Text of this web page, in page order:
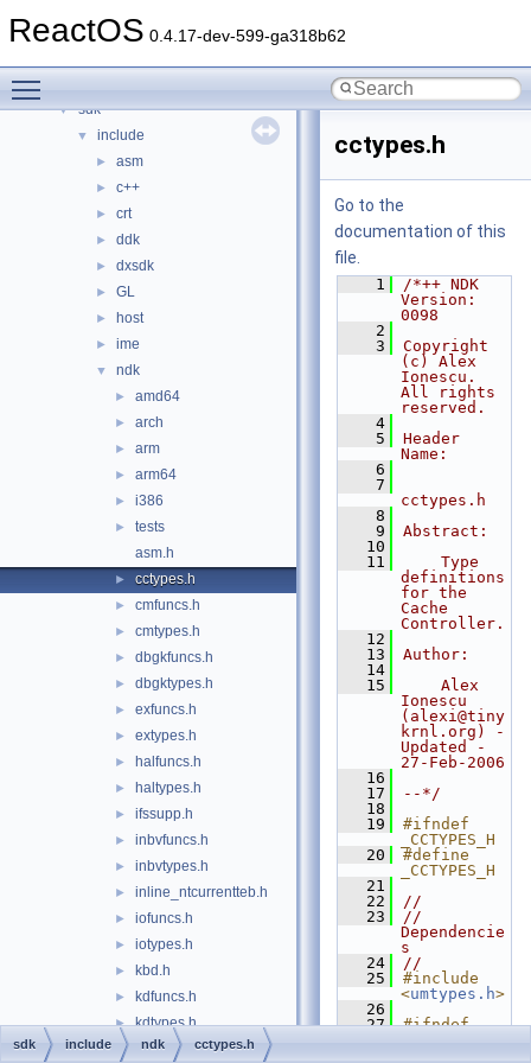
ReactOS 0.4.17-dev-599-ga318b62
► media
▼ sdk
▼ include
► asm
► c++
► crt
► ddk
► dxsdk
► GL
► host
► ime
▼ ndk
► amd64
► arch
► arm
► arm64
► i386
►
tests
asm.h
► cctypes.h
► cmfuncs.h
► cmtypes.h
► dbgkfuncs.h
► dbgktypes.h
► exfuncs.h
► extypes.h
► halfuncs.h
► haltypes.h
► ifssupp.h
► inbvfuncs.h
► inbvtypes.h
► inline_ntcurrentteb.h
► iofuncs.h
► iotypes.h
► kbd.h
► kdfuncs.h
► kdtypes.h
► kefuncs.h
cctypes.h
Go to the
documentation of this
file.
    1
/*++ NDK
Version:
0098
    2
    3
Copyright
(c) Alex
Ionescu.
All rights
reserved.
    4
    5
Header
Name:
    6
    7
cctypes.h
    8
    9
Abstract:
   10
   11
    Type
definitions
for the
Cache
Controller.
   12
   13
Author:
   14
   15
    Alex
Ionescu
(alexi@tiny
krnl.org) -
Updated -
27-Feb-2006
   16
   17
--*/
   18
   19
#ifndef
_CCTYPES_H
   20
#define
_CCTYPES_H
   21
   22
//
   23
//
Dependencie
s
   24
//
   25
#include
<umtypes.h>
   26
   27
#ifndef
sdk include ndk cctypes.h